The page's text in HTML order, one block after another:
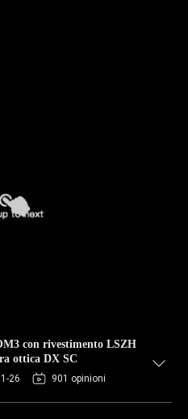
con rivestimento LSZH
ottica DX SC
26 901 opinioni